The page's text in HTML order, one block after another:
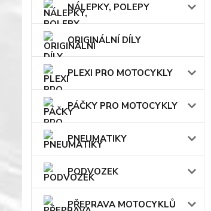
NÁLEPKY, POLEPY
ORIGINÁLNÍ DÍLY
PLEXI PRO MOTOCYKLY
PÁČKY PRO MOTOCYKLY
PNEUMATIKY
PODVOZEK
PŘEPRAVA MOTOCYKLŮ